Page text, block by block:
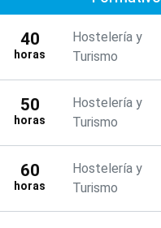
40
horas
Hostelería y
Turismo
50
horas
Hostelería y
Turismo
60
horas
Hostelería y
Turismo